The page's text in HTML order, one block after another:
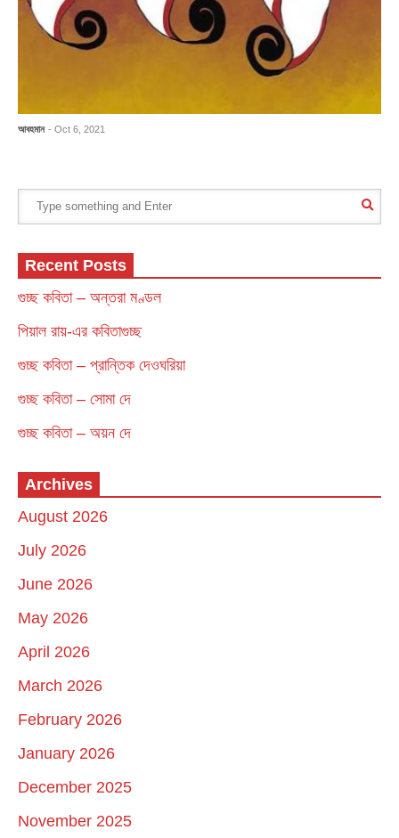
আবহমান - Oct 6, 2021
Recent Posts
গুচ্ছ কবিতা – অন্তরা মণ্ডল
পিয়াল রায়-এর কবিতাগুচ্ছ
গুচ্ছ কবিতা – প্রান্তিক দেওঘরিয়া
গুচ্ছ কবিতা – সোমা দে
গুচ্ছ কবিতা – অয়ন দে
Archives
August 2026
July 2026
June 2026
May 2026
April 2026
March 2026
February 2026
January 2026
December 2025
November 2025